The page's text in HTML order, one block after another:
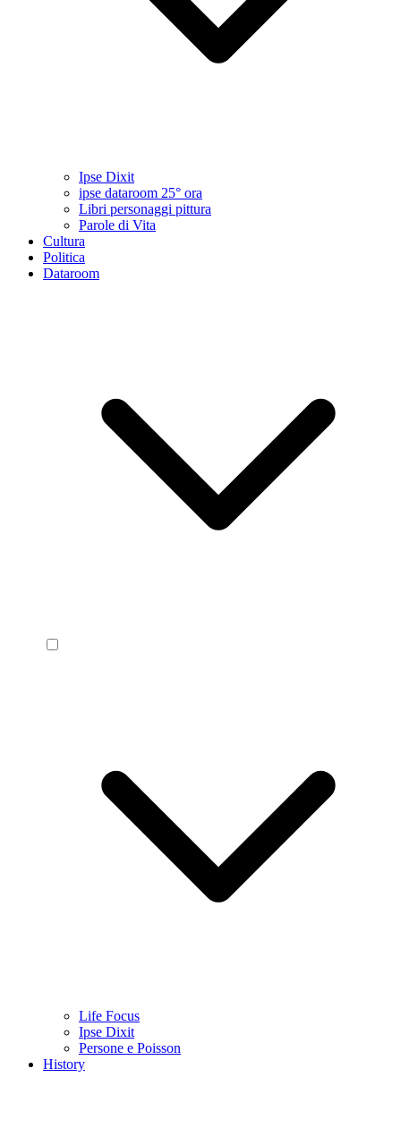
Ipse Dixit
ipse dataroom 25° ora
Libri personaggi pittura
Parole di Vita
Cultura
Politica
Dataroom
Life Focus
Ipse Dixit
Persone e Poisson
History